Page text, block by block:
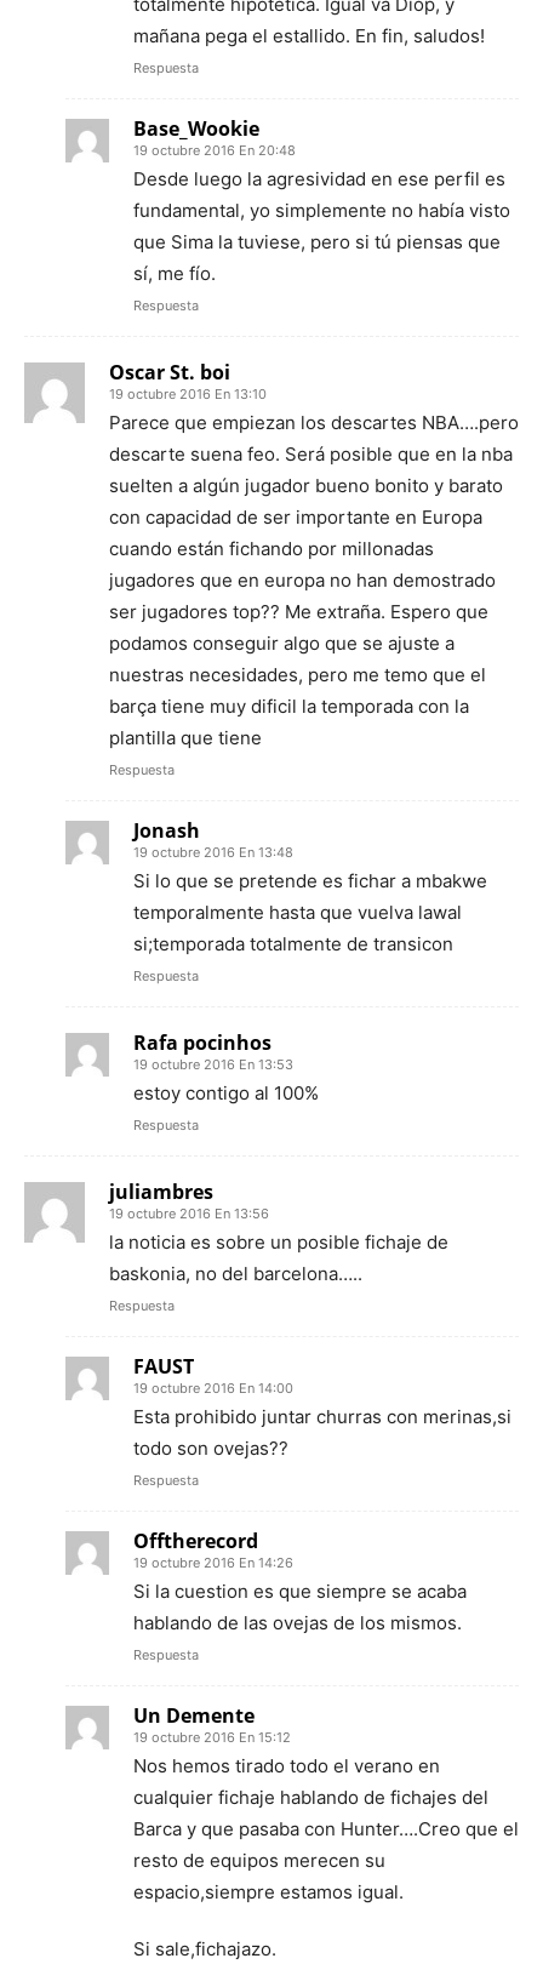
mañana pega el estallido. En fin, saludos!
Respuesta
Base_Wookie
19 octubre 2016 En 20:48
Desde luego la agresividad en ese perfil es
fundamental, yo simplemente no había visto
que Sima la tuviese, pero si tú piensas que
sí, me fío.
Respuesta
Oscar St. boi
19 octubre 2016 En 13:10
Parece que empiezan los descartes NBA….pero
descarte suena feo. Será posible que en la nba
suelten a algún jugador bueno bonito y barato
con capacidad de ser importante en Europa
cuando están fichando por millonadas
jugadores que en europa no han demostrado
ser jugadores top?? Me extraña. Espero que
podamos conseguir algo que se ajuste a
nuestras necesidades, pero me temo que el
barça tiene muy dificil la temporada con la
plantilla que tiene
Respuesta
Jonash
19 octubre 2016 En 13:48
Si lo que se pretende es fichar a mbakwe
temporalmente hasta que vuelva lawal
si;temporada totalmente de transicon
Respuesta
Rafa pocinhos
19 octubre 2016 En 13:53
estoy contigo al 100%
Respuesta
juliambres
19 octubre 2016 En 13:56
la noticia es sobre un posible fichaje de
baskonia, no del barcelona…..
Respuesta
FAUST
19 octubre 2016 En 14:00
Esta prohibido juntar churras con merinas,si
todo son ovejas??
Respuesta
Offtherecord
19 octubre 2016 En 14:26
Si la cuestion es que siempre se acaba
hablando de las ovejas de los mismos.
Respuesta
Un Demente
19 octubre 2016 En 15:12
Nos hemos tirado todo el verano en
cualquier fichaje hablando de fichajes del
Barca y que pasaba con Hunter….Creo que el
resto de equipos merecen su
espacio,siempre estamos igual.
Si sale,fichajazo.